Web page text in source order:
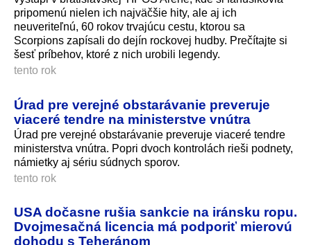
pripomenú nielen ich najväčšie hity, ale aj ich
neuveriteľnú, 60 rokov trvajúcu cestu, ktorou sa
Scorpions zapísali do dejín rockovej hudby. Prečítajte si
šesť príbehov, ktoré z nich urobili legendy.
tento rok
Úrad pre verejné obstarávanie preveruje
viaceré tendre na ministerstve vnútra
Úrad pre verejné obstarávanie preveruje viaceré tendre
ministerstva vnútra. Popri dvoch kontrolách rieši podnety,
námietky aj sériu súdnych sporov.
tento rok
USA dočasne rušia sankcie na iránsku ropu.
Dvojmesačná licencia má podporiť mierovú
dohodu s Teheránom